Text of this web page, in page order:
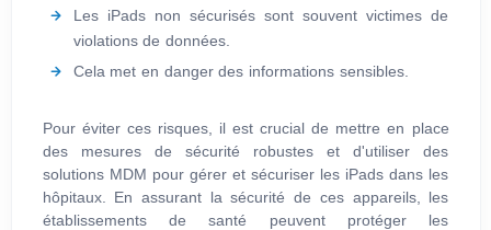
Les iPads non sécurisés sont souvent victimes de
violations de données.
Cela met en danger des informations sensibles.
Pour éviter ces risques, il est crucial de mettre en place
des mesures de sécurité robustes et d'utiliser des
solutions MDM pour gérer et sécuriser les iPads dans les
hôpitaux. En assurant la sécurité de ces appareils, les
établissements de santé peuvent protéger les